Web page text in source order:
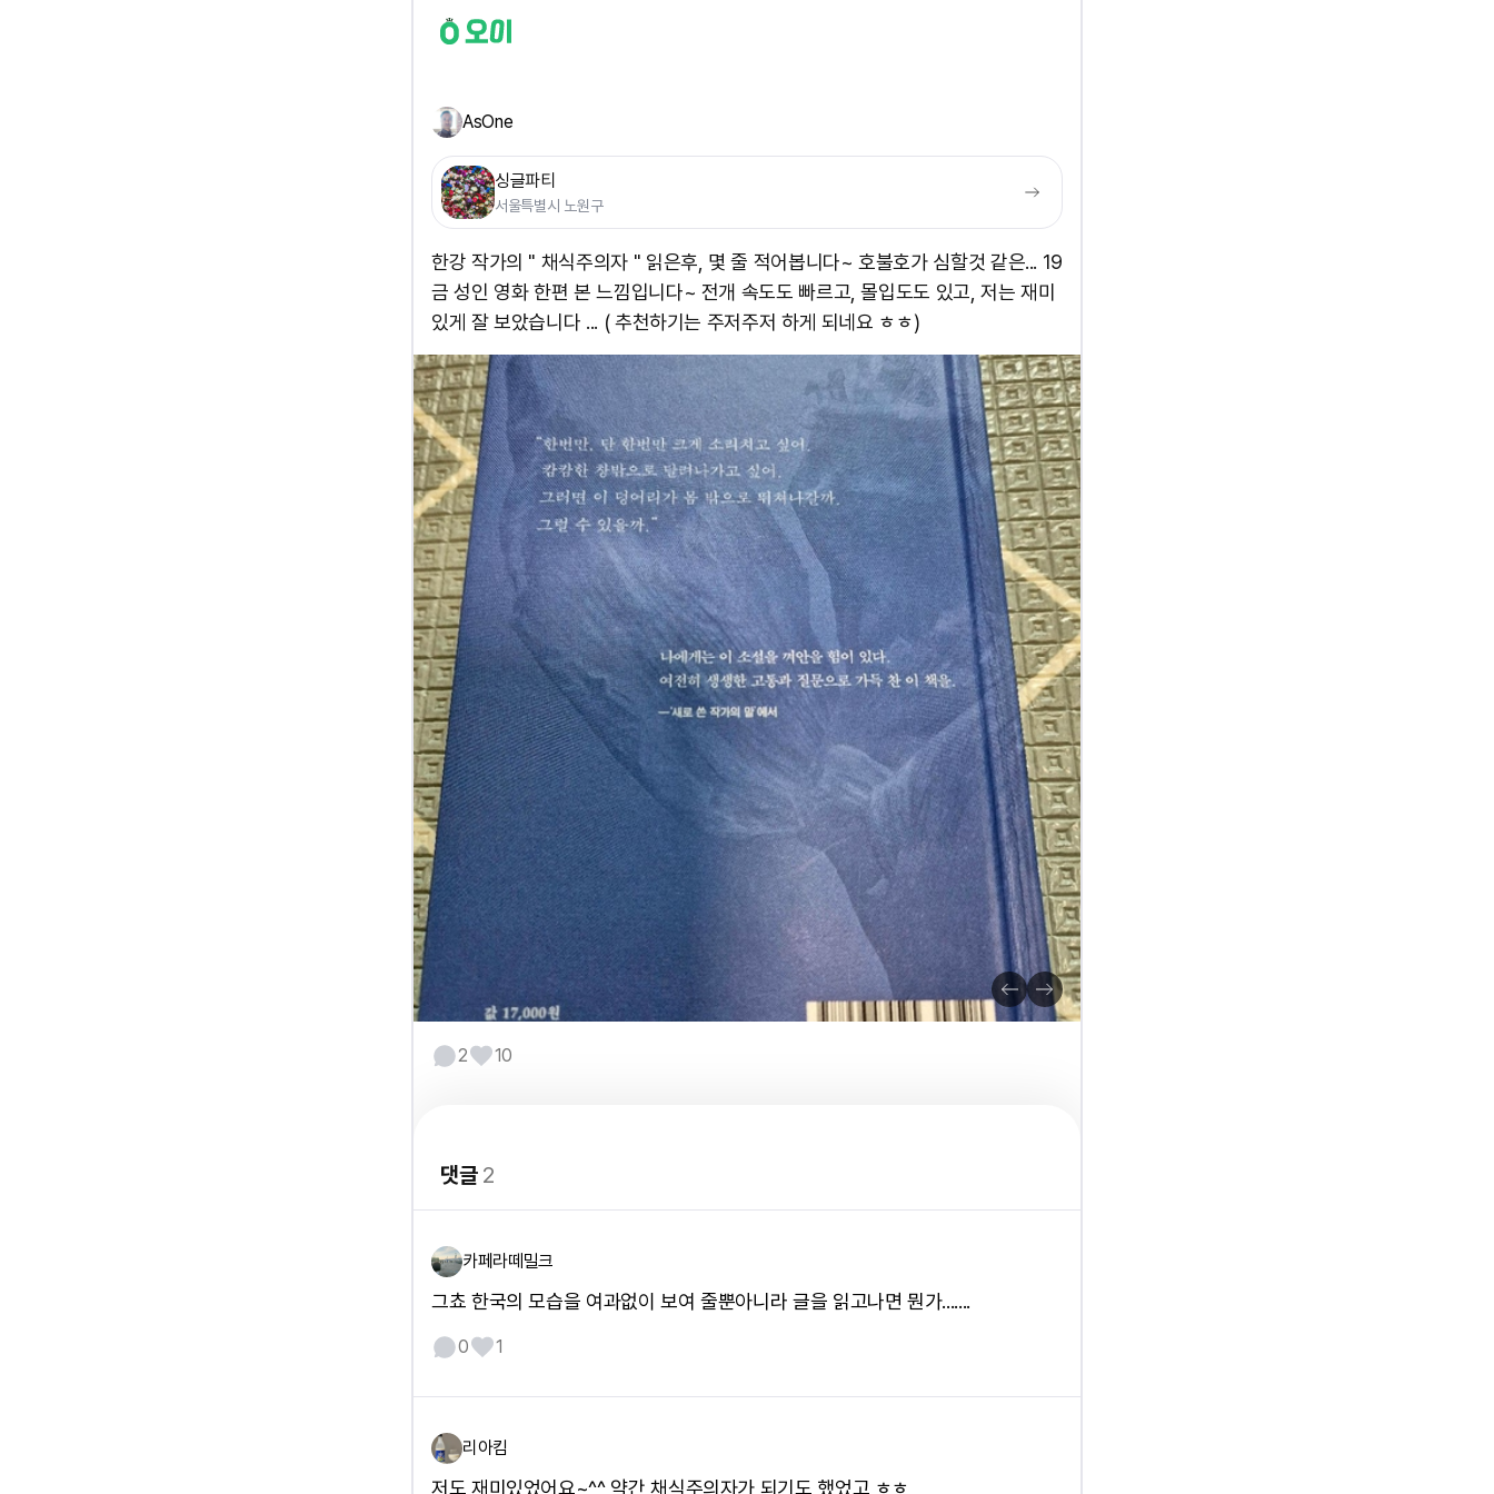
AsOne
싱글파티
서울특별시 노원구
한강 작가의 " 채식주의자 " 읽은후, 몇 줄 적어봅니다~ 호불호가 심할것 같은... 19
금 성인 영화 한편 본 느낌입니다~ 전개 속도도 빠르고, 몰입도도 있고, 저는 재미
있게 잘 보았습니다 ... ( 추천하기는 주저주저 하게 되네요 ㅎㅎ)
2 10
댓글2
카페라떼밀크
그쵸 한국의 모습을 여과없이 보여 줄뿐아니라 글을 읽고나면 뭔가.......
0 1
리아킴
저도 재미있었어요~^^ 약간 채식주의자가 되기도 했었고 ㅎㅎ